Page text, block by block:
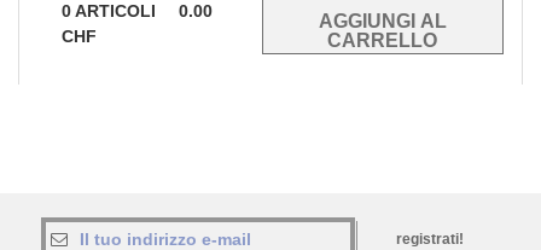
0ARTICOLI
0.00
CHF
registrati!